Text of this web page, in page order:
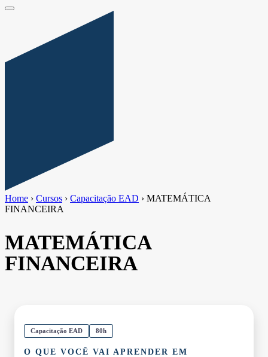
Home › Cursos › Capacitação EAD › MATEMÁTICA
FINANCEIRA
MATEMÁTICA
FINANCEIRA
Capacitação EAD 80h
O QUE VOCÊ VAI APRENDER EM